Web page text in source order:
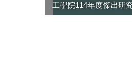
工學院114年度傑出研